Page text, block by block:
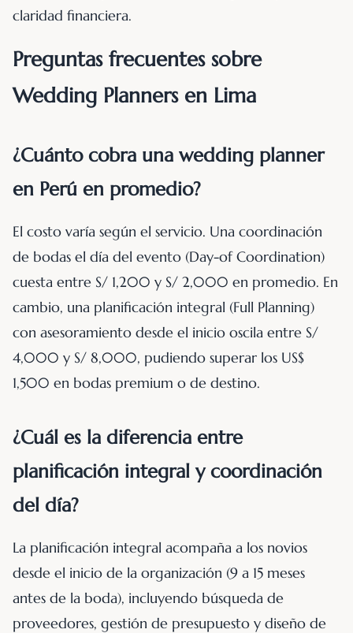
claridad financiera.
Preguntas frecuentes sobre
Wedding Planners en Lima
¿Cuánto cobra una wedding planner
en Perú en promedio?
El costo varía según el servicio. Una coordinación
de bodas el día del evento (Day-of Coordination)
cuesta entre S/ 1,200 y S/ 2,000 en promedio. En
cambio, una planificación integral (Full Planning)
con asesoramiento desde el inicio oscila entre S/
4,000 y S/ 8,000, pudiendo superar los US$
1,500 en bodas premium o de destino.
¿Cuál es la diferencia entre
planificación integral y coordinación
del día?
La planificación integral acompaña a los novios
desde el inicio de la organización (9 a 15 meses
antes de la boda), incluyendo búsqueda de
proveedores, gestión de presupuesto y diseño de